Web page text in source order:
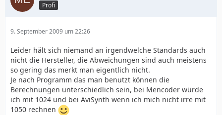
Profi
9. September 2009 um 22:26
Leider hält sich niemand an irgendwelche Standards auch
nicht die Hersteller, die Abweichungen sind auch meistens
so gering das merkt man eigentlich nicht.
Je nach Programm das man benutzt können die
Berechnungen unterschiedlich sein, bei Mencoder würde
ich mit 1024 und bei AviSynth wenn ich mich nicht irre mit
1050 rechnen